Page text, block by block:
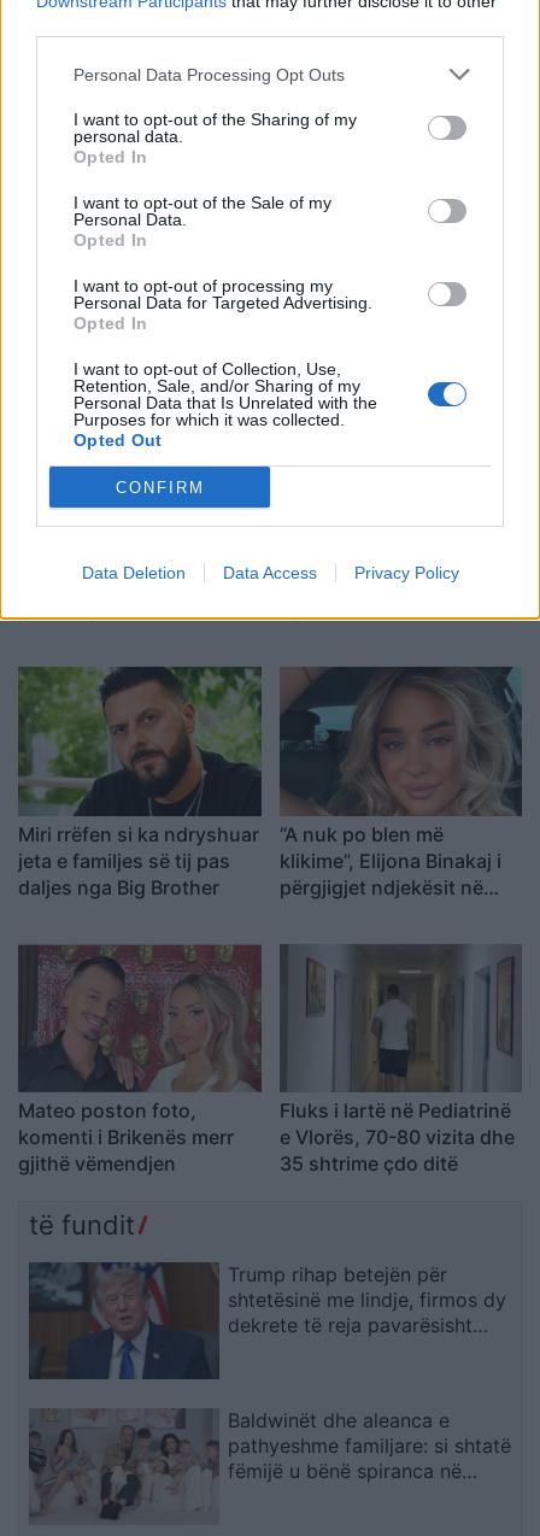
Personal Data Processing Opt Outs
I want to opt-out of the Sharing of my
personal data.
Opted In
I want to opt-out of the Sale of my
Personal Data.
Opted In
I want to opt-out of processing my
Personal Data for Targeted Advertising.
Opted In
I want to opt-out of Collection, Use,
Retention, Sale, and/or Sharing of my
Personal Data that Is Unrelated with the
Purposes for which it was collected.
Opted Out
CONFIRM
Data Deletion Data Access Privacy Policy
Foto/ Selin dhe Kristi nuk
ndiqen më në Instagram,
dyshime për krisje mes
fitueses së Big Brother
VIP 5 dhe ish-banorit
Foto/ Sydney Sweeney
tërheq vëmendjen me
së saj
ashpër një personi në
Ndahet nga jeta në
moshën 81-vjeçare
Miri rrëfen si ka ndryshuar
jeta e familjes së tij pas
daljes nga Big Brother
“A nuk po blen më
klikime”, Elijona Binakaj i
përgjigjet ndjekësit në
Mateo poston foto,
komenti i Brikenës merr
gjithë vëmendjen
Fluks i lartë në Pediatrinë
e Vlorës, 70-80 vizita dhe
35 shtrime çdo ditë
të fundit
Trump rihap betejën për
shtetësinë me lindje, firmos dy
dekrete të reja pavarësisht
Baldwinët dhe aleanca e
pathyeshme familjare: si shtatë
fëmijë u bënë spiranca në